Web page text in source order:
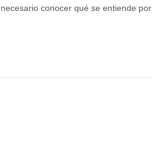
conocer qué se entiende